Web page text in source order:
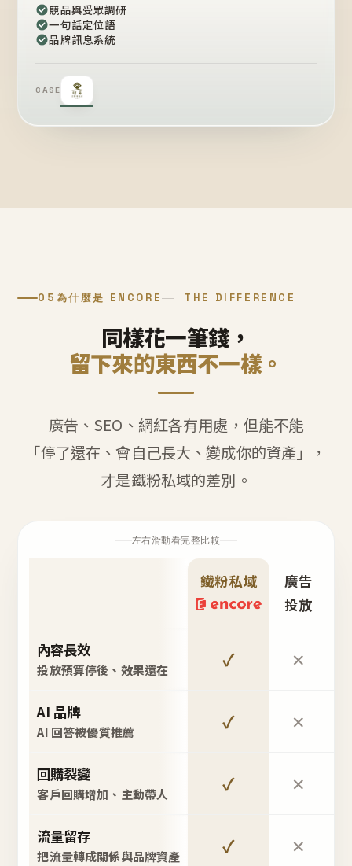
競品與受眾調研
一句話定位語
品牌訊息系統
CASE
05 為什麼是 ENCORE THE DIFFERENCE
同樣花一筆錢，
留下來的東西不一樣。
廣告、SEO、網紅各有用處，但能不能
「停了還在、會自己長大、變成你的資產」，
才是鐵粉私域的差別。
左右滑動看完整比較
鐵粉私域
廣告
投放
內容長效
投放預算停後、效果還在 ✓ ✕
AI 品牌
AI 回答被優質推薦 ✓ ✕
回購裂變
客戶回購增加、主動帶人 ✓ ✕
流量留存
把流量轉成關係與品牌資產 ✓ ✕